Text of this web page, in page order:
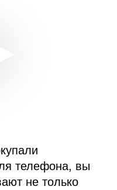
телефона, вы
не только